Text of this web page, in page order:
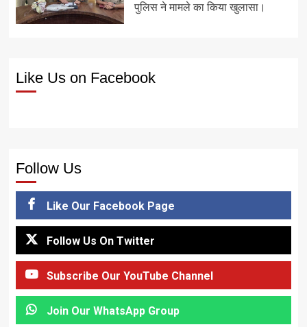
पुलिस ने मामले का किया खुलासा।
Like Us on Facebook
Follow Us
Like Our Facebook Page
Follow Us On Twitter
Subscribe Our YouTube Channel
Join Our WhatsApp Group